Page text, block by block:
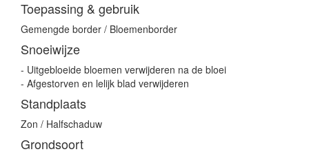
Toepassing & gebruik
Gemengde border / Bloemenborder
Snoeiwijze
- Uitgebloeide bloemen verwijderen na de bloei
- Afgestorven en lelijk blad verwijderen
Standplaats
Zon / Halfschaduw
Grondsoort